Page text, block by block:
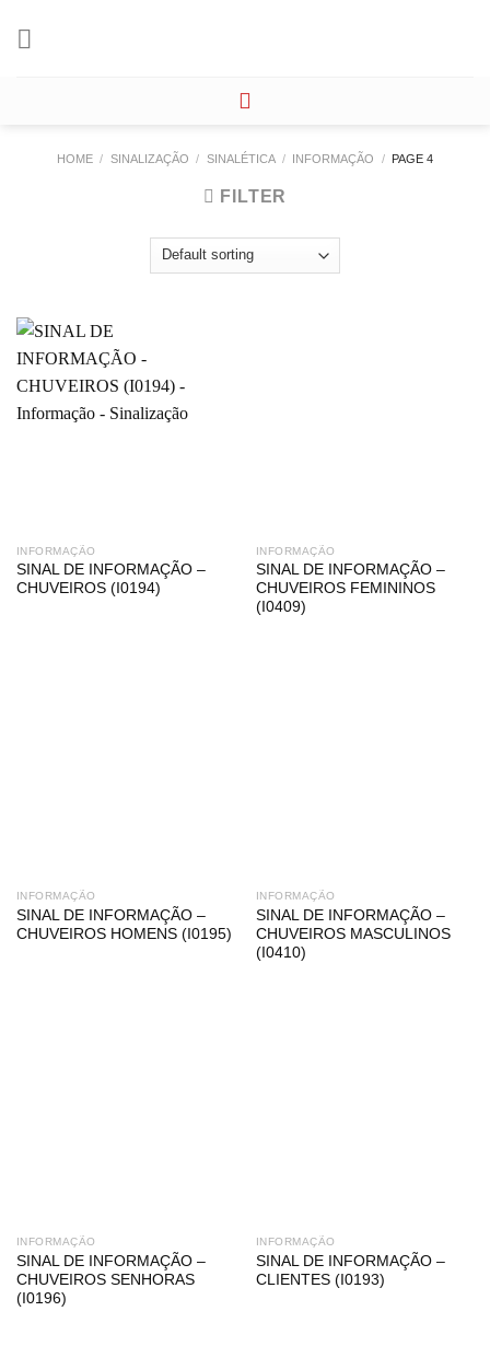
HOME / SINALIZAÇÃO / SINALÉTICA / INFORMAÇÃO / PAGE 4
FILTER
INFORMAÇÃO
SINAL DE INFORMAÇÃO –
CHUVEIROS (I0194)
INFORMAÇÃO
SINAL DE INFORMAÇÃO –
CHUVEIROS FEMININOS
(I0409)
INFORMAÇÃO
SINAL DE INFORMAÇÃO –
CHUVEIROS HOMENS (I0195)
INFORMAÇÃO
SINAL DE INFORMAÇÃO –
CHUVEIROS MASCULINOS
(I0410)
INFORMAÇÃO
SINAL DE INFORMAÇÃO –
CHUVEIROS SENHORAS
(I0196)
INFORMAÇÃO
SINAL DE INFORMAÇÃO –
CLIENTES (I0193)